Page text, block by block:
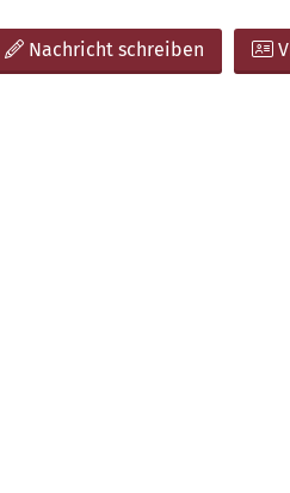
Nachricht schreiben